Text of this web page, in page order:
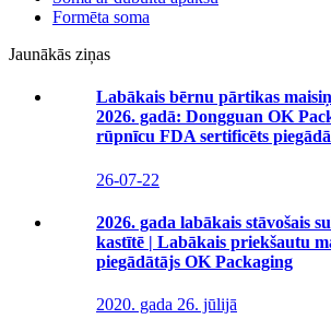
Formēta soma
Jaunākās ziņas
Labākais bērnu pārtikas
2026. gadā: Dongguan OK
rūpnīcu FDA sertificēts
26-07-22
2026. gada labākais stāvošais
kastītē | Labākais priekšautu
piegādātājs OK Packaging
2020. gada 26. jūlijā